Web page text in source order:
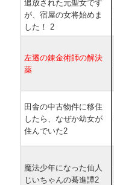
追放された元聖女です
が、宿屋の女将始めま
した！ 2
左遷の錬金術師の解決
薬
田舎の中古物件に移住
したら、なぜか幼女が
住んでいた2
魔法少年になった仙人
じいちゃんの驀進譚2